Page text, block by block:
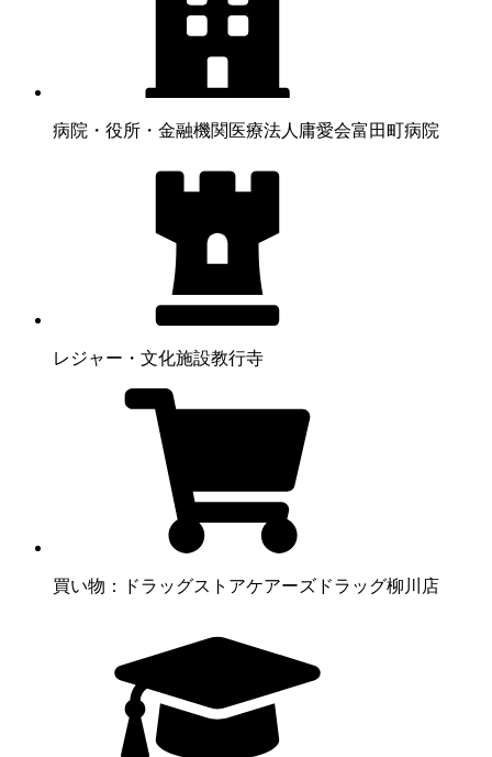
病院・役所・金融機関 医療法人庸愛会富田町病院
レジャー・文化施設教行寺
買い物：ドラッグストアケアーズドラッグ柳川店